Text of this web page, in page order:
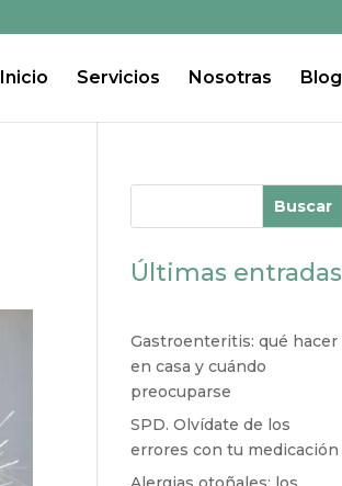
Inicio Servicios Nosotras Blog
Buscar
Últimas entradas
Gastroenteritis: qué hacer
en casa y cuándo
preocuparse
SPD. Olvídate de los
errores con tu medicación